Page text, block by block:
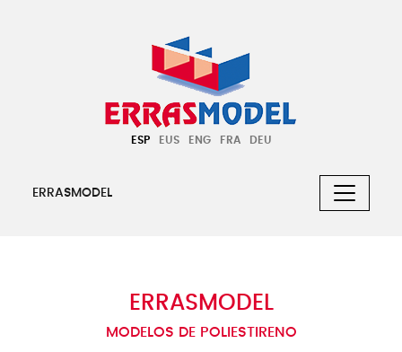
ESP EUS ENG FRA DEU
ERRASMODEL
ERRASMODEL
MODELOS DE POLIESTIRENO